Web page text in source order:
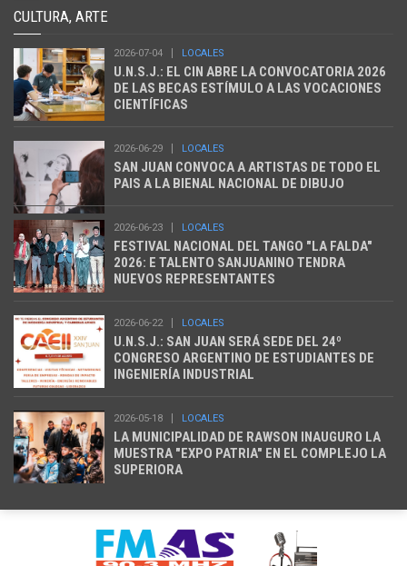
CULTURA, ARTE
2026-07-04 LOCALES
U.N.S.J.: EL CIN ABRE LA CONVOCATORIA 2026
DE LAS BECAS ESTÍMULO A LAS VOCACIONES
CIENTÍFICAS
2026-06-29 LOCALES
SAN JUAN CONVOCA A ARTISTAS DE TODO EL
PAIS A LA BIENAL NACIONAL DE DIBUJO
2026-06-23 LOCALES
FESTIVAL NACIONAL DEL TANGO "LA FALDA"
2026: E TALENTO SANJUANINO TENDRA
NUEVOS REPRESENTANTES
2026-06-22 LOCALES
U.N.S.J.: SAN JUAN SERÁ SEDE DEL 24º
CONGRESO ARGENTINO DE ESTUDIANTES DE
INGENIERÍA INDUSTRIAL
2026-05-18 LOCALES
LA MUNICIPALIDAD DE RAWSON INAUGURO LA
MUESTRA "EXPO PATRIA" EN EL COMPLEJO LA
SUPERIORA